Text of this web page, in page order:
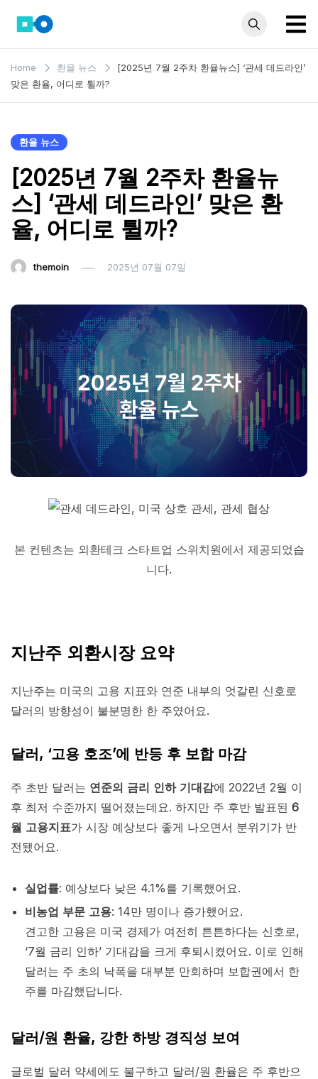
content
모인 해
외송금
까지 꼭 알아야 할
Home 환율 뉴스
[2025년 7월 2주차 환율뉴스] ‘관세 데드라인’
맞은 환율, 어디로 튈까?
환율 뉴스
[2025년 7월 2주차 환율뉴
스] ‘관세 데드라인’ 맞은 환
율, 어디로 튈까?
themoin 2025년 07월 07일
본 컨텐츠는 외환테크 스타트업 스위치원에서 제공되었습
니다.
지난주 외환시장 요약
지난주는 미국의 고용 지표와 연준 내부의 엇갈린 신호로
달러의 방향성이 불분명한 한 주였어요.
달러, ‘고용 호조’에 반등 후 보합 마감
주 초반 달러는 연준의 금리 인하 기대감에 2022년 2월 이
후 최저 수준까지 떨어졌는데요. 하지만 주 후반 발표된 6
월 고용지표가 시장 예상보다 좋게 나오면서 분위기가 반
전됐어요.
실업률: 예상보다 낮은 4.1%를 기록했어요.
비농업 부문 고용: 14만 명이나 증가했어요.
견고한 고용은 미국 경제가 여전히 튼튼하다는 신호로,
‘7월 금리 인하’ 기대감을 크게 후퇴시켰어요. 이로 인해
달러는 주 초의 낙폭을 대부분 만회하며 보합권에서 한
주를 마감했답니다.
달러/원 환율, 강한 하방 경직성 보여
글로벌 달러 약세에도 불구하고 달러/원 환율은 주 후반으